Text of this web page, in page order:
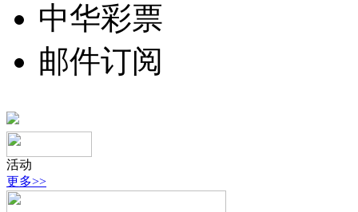
中华彩票
邮件订阅
活动
更多>>